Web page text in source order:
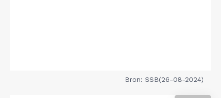
Bron: SSB(26-08-2024)